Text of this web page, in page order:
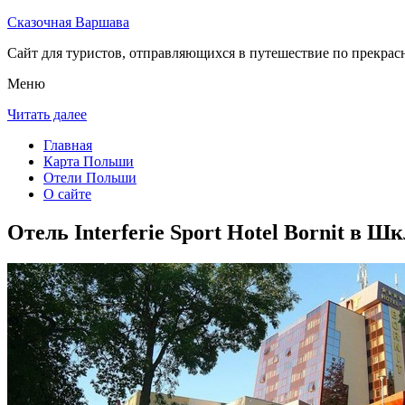
Сказочная Варшава
Сайт для туристов, отправляющихся в путешествие по
Меню
Читать далее
Главная
Карта Польши
Отели Польши
О сайте
Отель Interferie Sport Hotel Bornit в